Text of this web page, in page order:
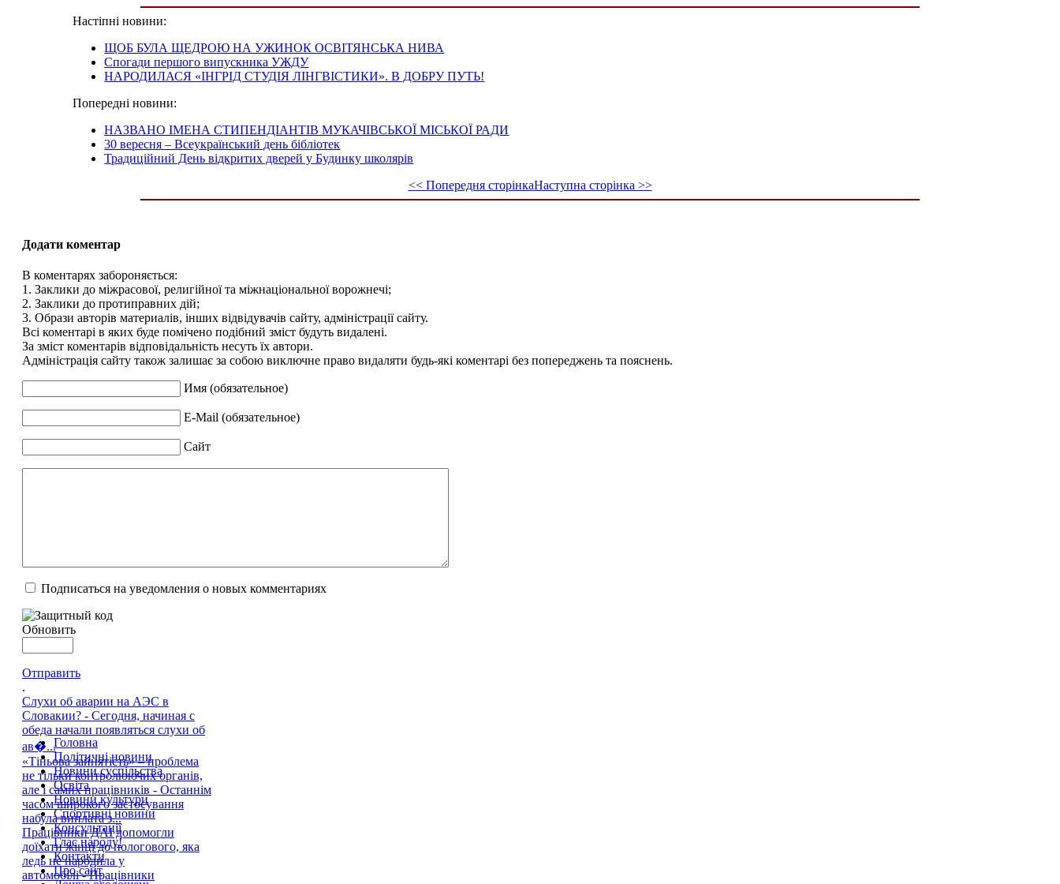
Настіпні новини:
ЩОБ БУЛА ЩЕДРОЮ НА УЖИНОК ОСВІТЯНСЬКА НИВА
Спогади першого випускника УЖДУ
НАРОДИЛАСЯ «ІНГРІД СТУДІЯ ЛІНГВІСТИКИ». В ДОБРУ ПУТЬ!
Попередні новини:
НАЗВАНО ІМЕНА СТИПЕНДІАНТІВ МУКАЧІВСЬКОЇ МІСЬКОЇ РАДИ
30 вересня – Всеукраїнський день бібліотек
Традиційний День відкритих дверей у Будинку школярів
<< Попередня сторінкаНаступна сторінка >>
Додати коментар
В коментарях забороняється:
1. Заклики до міжрасової, религійної та міжнаціональної ворожнечі;
2. Заклики до протиправних дій;
3. Образи авторів материалів, інших відвідувачів сайту, адміністрації сайту.
Всі коментарі в яких буде помічено подібний зміст будуть видалені.
За зміст коментарів відповідальність несуть їх автори.
Адміністрація сайту також залишає за собою виключне право видаляти будь-які коментарі без попереджень та пояснень.
Имя (обязательное)
E-Mail (обязательное)
Сайт
Подписаться на уведомления о новых комментариях
Обновить
Отправить
.
Слухи об аварии на АЭС в
Словакии? - Сегодня, начиная с
обеда начали появляться слухи об
ав�...
«Тіньова зайнятість» – проблема
не тільки контролюючих органів,
але і самих працівників - Останнім
часом широкого застосування
набула виплата з...
Працівники ДАІ допомогли
доїхати жінці до пологового, яка
ледь не народила у
автомобілі - Працівники
Головна
Політичні новини
Новини суспільства
Освіта
Новини культури
Спортивні новини
Консультації
Глас народу!
Контакти
Про сайт